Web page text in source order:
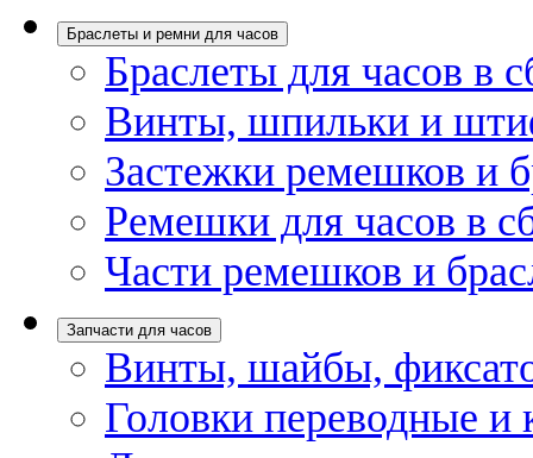
Браслеты и ремни для часов
Браслеты для часов в
Винты, шпильки и
Застежки ремешков и
Ремешки для часов в
Части ремешков и
Запчасти для часов
Винты, шайбы,
Головки переводные и